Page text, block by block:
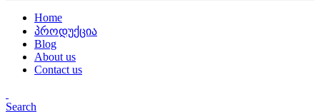
Home
პროდუქცია
Blog
About us
Contact us
Search